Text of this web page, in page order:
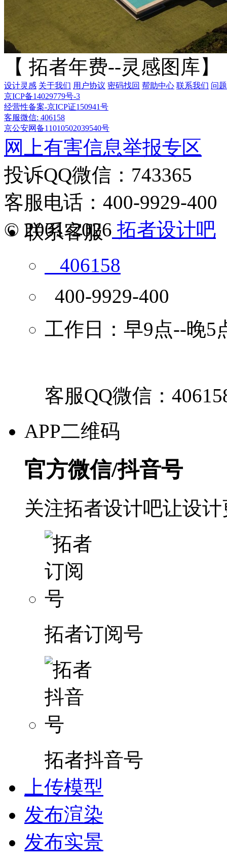
【 拓者年费--灵感图库】
设计灵感 关于我们 用户协议 密码找回 帮助中心 联系我们 问
京ICP备14029779号-3
经营性备案-京ICP证150941号
客服微信: 406158
京公安网备11010502039540号
网上有害信息举报专区
投诉QQ微信：743365
客服电话：400-9929-400
© 2001-2026 拓者设计吧
联系客服
406158
400-9929-400
工作日：早9点--晚5
客服QQ微信：
APP二维码
官方微信/抖音号
关注拓者设计吧让设
拓者订阅号
拓者抖音号
上传模型
发布渲染
发布实景